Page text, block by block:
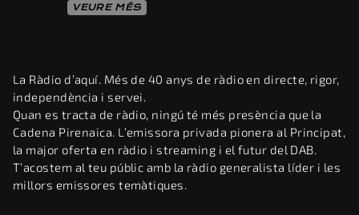
VEURE MÉS
La Ràdio d’aquí. Més de 40 anys de ràdio en directe, rigor,
independència i servei.
Quan es tracta de ràdio, ningú té més presència que la
Cadena Pirenaica. L’emissora privada pionera al Principat,
la major oferta en ràdio i streaming i el futur del DAB.
T’acostem al teu públic amb la ràdio generalista líder i les
millors emissores temàtiques.